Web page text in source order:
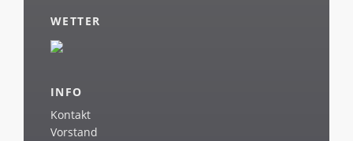
WETTER
INFO
Kontakt
Vorstand